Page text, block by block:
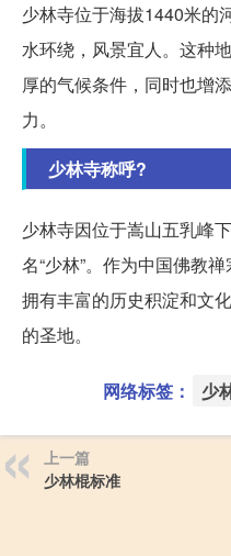
少林寺位于海拔1440米的
水环绕，风景宜人。这种
厚的气候条件，同时也增
力。
少林寺称呼?
少林寺因位于嵩山五乳峰
名“少林”。作为中国佛教
拥有丰富的历史积淀和文
的圣地。
网络标签： 少
上一篇
少林棍标准